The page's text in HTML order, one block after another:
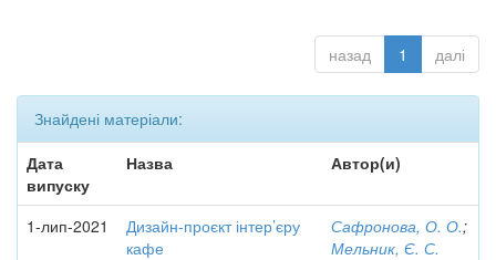
назад 1 далі
Знайдені матеріали:
Дата
випуску
Назва Автор(и)
1-лип-2021
Дизайн-проєкт інтер’єру
кафе
Сафронова, О. О.;
Мельник, Є. С.